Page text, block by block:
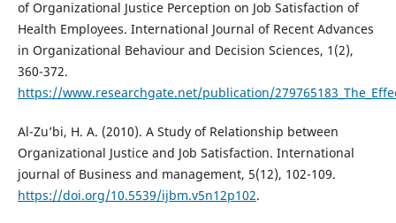
of Organizational Justice Perception on Job Satisfaction of
Health Employees. International Journal of Recent Advances
in Organizational Behaviour and Decision Sciences, 1(2),
360-372.
https://www.researchgate.net/publication/
Al-Zu’bi, H. A. (2010). A Study of Relationship between
Organizational Justice and Job Satisfaction. International
journal of Business and management, 5(12), 102-109.
https://doi.org/10.5539/ijbm.v5n12p102.